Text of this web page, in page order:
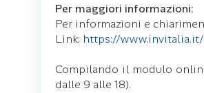
Per maggiori informazioni:
Per informazioni e
Link: https://
Compilando il modulo
dalle 9 alle 18).